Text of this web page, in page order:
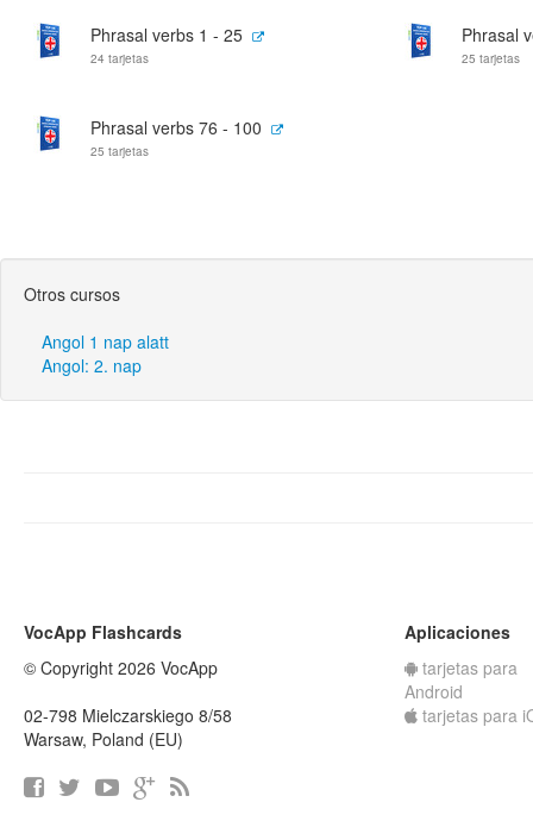
Phrasal verbs 1 - 25
24 tarjetas
Phrasal
25 tarjetas
Phrasal verbs 76 - 100
25 tarjetas
Otros cursos
Angol 1 nap alatt
Angol: 2. nap
VocApp Flashcards
© Copyright 2026 VocApp
02-798 Mielczarskiego 8/58
Warsaw, Poland (EU)
Aplicaciones
tarjetas para
Android
tarjetas para